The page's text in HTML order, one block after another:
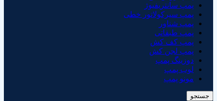
پمپ سانتریفیوژ
پمپ سیرکولاتور خطی
پمپ شناور
پمپ طبقاتی
پمپ کف کش
پمپ لجن کش
دوزینگ پمپ
لوب پمپ
مونو پمپ
جستجو